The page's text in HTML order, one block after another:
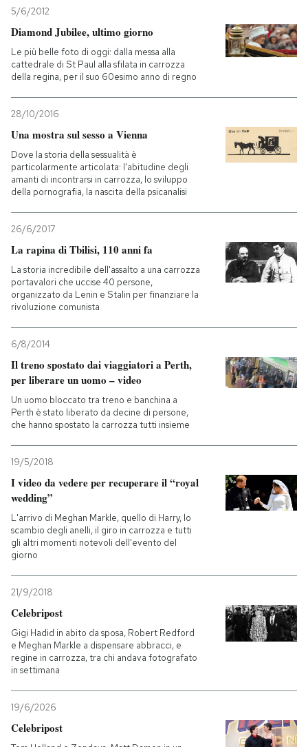
5/6/2012
Diamond Jubilee, ultimo giorno
Le più belle foto di oggi: dalla messa alla
cattedrale di St Paul alla sfilata in carrozza
della regina, per il suo 60esimo anno di regno
28/10/2016
Una mostra sul sesso a Vienna
Dove la storia della sessualità è
particolarmente articolata: l'abitudine degli
amanti di incontrarsi in carrozza, lo sviluppo
della pornografia, la nascita della psicanalisi
26/6/2017
La rapina di Tbilisi, 110 anni fa
La storia incredibile dell'assalto a una carrozza
portavalori che uccise 40 persone,
organizzato da Lenin e Stalin per finanziare la
rivoluzione comunista
6/8/2014
Il treno spostato dai viaggiatori a Perth,
per liberare un uomo – video
Un uomo bloccato tra treno e banchina a
Perth è stato liberato da decine di persone,
che hanno spostato la carrozza tutti insieme
19/5/2018
I video da vedere per recuperare il “royal
wedding”
L'arrivo di Meghan Markle, quello di Harry, lo
scambio degli anelli, il giro in carrozza e tutti
gli altri momenti notevoli dell'evento del
giorno
21/9/2018
Celebripost
Gigi Hadid in abito da sposa, Robert Redford
e Meghan Markle a dispensare abbracci, e
regine in carrozza, tra chi andava fotografato
in settimana
19/6/2026
Celebripost